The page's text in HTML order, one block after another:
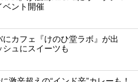
ベント開催
カフェ『けのひ堂ラボ』が出
ュにスイーツも